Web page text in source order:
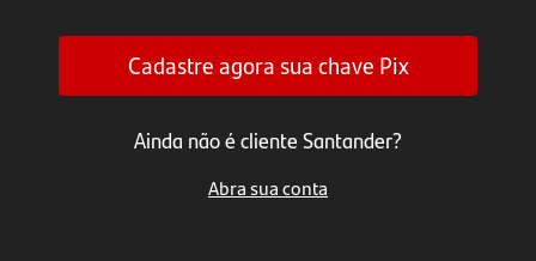
Cadastre agora sua chave Pix
Ainda não é cliente Santander?
Abra sua conta